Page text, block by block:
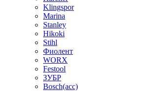
Klingspor
Marina
Stanley
Hikoki
Stihl
Фиолент
WORX
Festool
ЗУБР
Bosch(acc)